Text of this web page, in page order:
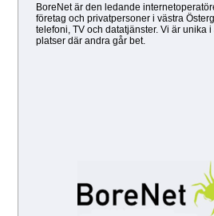
BoreNet är den ledande
företag och privatpersoner i västra
telefoni, TV och datatjänster. Vi är unika
platser där andra går bet.